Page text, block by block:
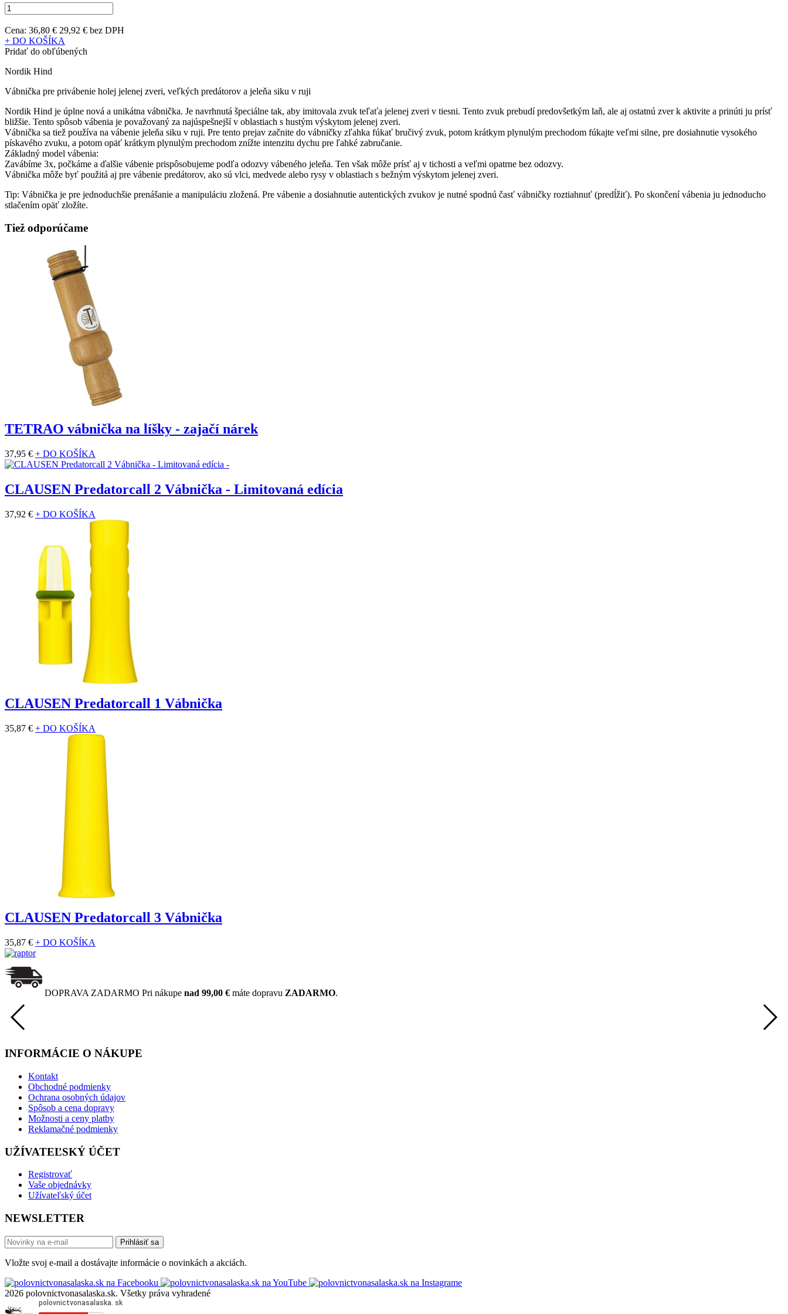
Cena: 36,80 € 29,92 € bez DPH
+ DO KOŠÍKA
Pridať do obľúbených
Nordik Hind
Vábnička pre privábenie holej jelenej zveri, veľkých predátorov a jeleňa siku v ruji
Nordik Hind je úplne nová a unikátna vábnička. Je navrhnutá špeciálne tak, aby imitovala zvuk teľaťa jelenej zveri v tiesni. Tento zvuk prebudí predovšetkým laň, ale aj ostatnú zver k aktivite a prinúti ju prísť
bližšie. Tento spôsob vábenia je považovaný za najúspešnejší v oblastiach s hustým výskytom jelenej zveri.
Vábnička sa tiež používa na vábenie jeleňa siku v ruji. Pre tento prejav začnite do vábničky zľahka fúkať bručivý zvuk, potom krátkym plynulým prechodom fúkajte veľmi silne, pre dosiahnutie vysokého
pískavého zvuku, a potom opäť krátkym plynulým prechodom znížte intenzitu dychu pre ľahké zabručanie.
Základný model vábenia:
Zavábíme 3x, počkáme a ďalšie vábenie prispôsobujeme podľa odozvy vábeného jeleňa. Ten však môže prísť aj v tichosti a veľmi opatrne bez odozvy.
Vábnička môže byť použitá aj pre vábenie predátorov, ako sú vlci, medvede alebo rysy v oblastiach s bežným výskytom jelenej zveri.
Tip: Vábnička je pre jednoduchšie prenášanie a manipuláciu zložená. Pre vábenie a dosiahnutie autentických zvukov je nutné spodnú časť vábničky roztiahnuť (predĺžiť). Po skončení vábenia ju jednoducho
stlačením opäť zložíte.
Tiež odporúčame
TETRAO vábnička na líšky - zajačí nárek
37,95 € + DO KOŠÍKA
CLAUSEN Predatorcall 2 Vábnička - Limitovaná edícia
37,92 € + DO KOŠÍKA
CLAUSEN Predatorcall 1 Vábnička
35,87 € + DO KOŠÍKA
CLAUSEN Predatorcall 3 Vábnička
35,87 € + DO KOŠÍKA
DOPRAVA ZADARMO Pri nákupe nad 99,00 € máte dopravu ZADARMO.
INFORMÁCIE O NÁKUPE
Kontakt
Obchodné podmienky
Ochrana osobných údajov
Spôsob a cena dopravy
Možnosti a ceny platby
Reklamačné podmienky
UŽÍVATEĽSKÝ ÚČET
Registrovať
Vaše objednávky
Užívateľský účet
NEWSLETTER
Prihlásiť sa
Vložte svoj e-mail a dostávajte informácie o novinkách a akciách.
2026 polovnictvonasalaska.sk. Všetky práva vyhradené